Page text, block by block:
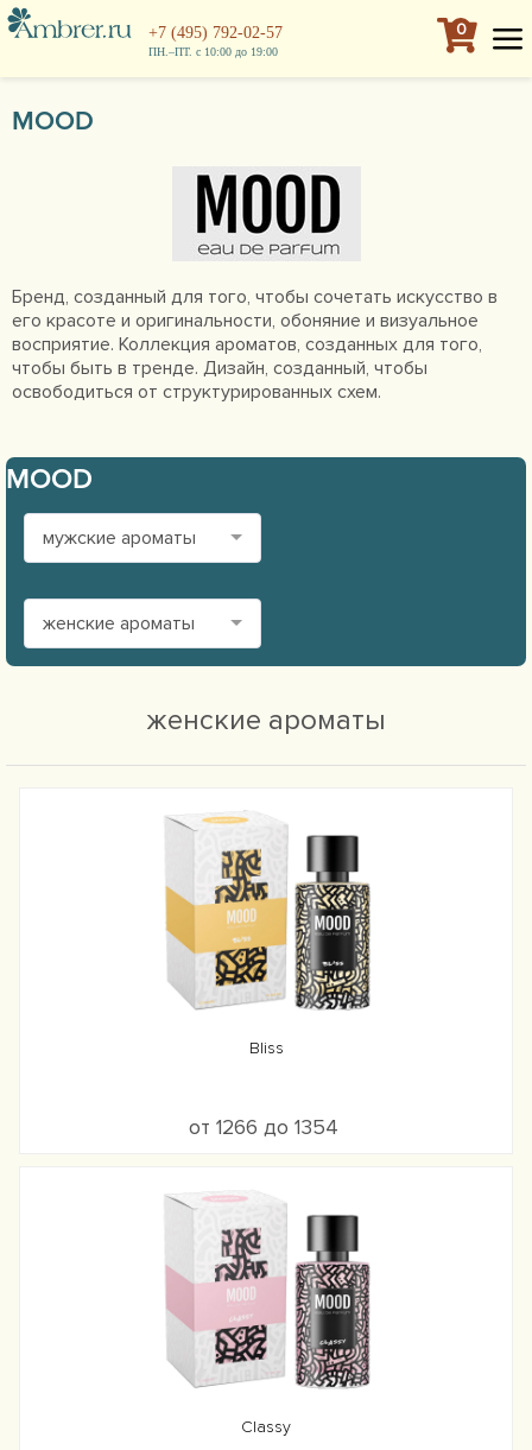
+7 (495) 792-02-57
ПН.–ПТ. с 10:00 до 19:00
0
MOOD
Бренд, созданный для того, чтобы сочетать искусство в
его красоте и оригинальности, обоняние и визуальное
восприятие. Коллекция ароматов, созданных для того,
чтобы быть в тренде. Дизайн, созданный, чтобы
освободиться от структурированных схем.
MOOD
мужские ароматы
женские ароматы
женские ароматы
Bliss
от 1266 до 1354
Classy